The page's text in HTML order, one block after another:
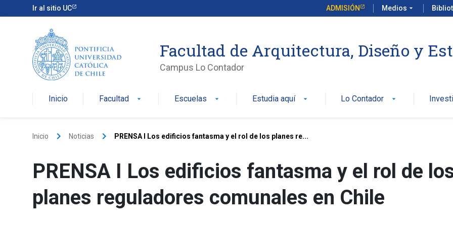
Ir al sitio UC ADMISIÓN Medios arrow_drop_down
Facultad de Arquitectura, Diseño y
Campus Lo Contador
Inicio Facultad arrow_drop_down Escuelas arrow_drop_down Estudia aquí arrow_drop_down Lo Contador arrow_drop_down
Inicio keyboard_arrow_right Noticias keyboard_arrow_right PRENSA I Los edificios fantasma y el rol de los planes re...
PRENSA I Los edificios fantasma y el rol de
planes reguladores comunales en Chile